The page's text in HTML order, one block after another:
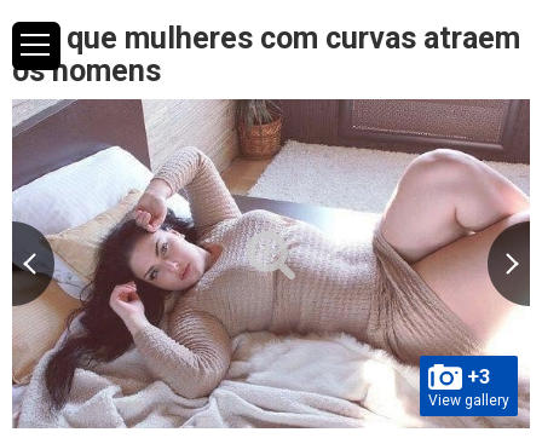
Por que mulheres com curvas atraem
os homens
+3
View gallery